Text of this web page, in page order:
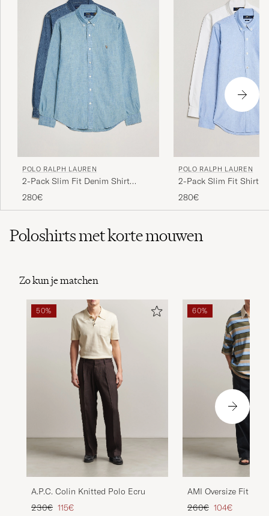
POLO RALPH LAUREN
2-Pack Slim Fit Denim Shirt
Washed/Dark Wash
280€
POLO RALPH LAUREN
2-Pack Slim Fit Shirt
White/Blue
280€
Poloshirts met korte mouwen
Zo kun je matchen
50%
A.P.C. Colin Knitted Polo Ecru
Reguliere prijs
230€ Verlaagd prijs
115€
60%
AMI Oversize Fit
Multi
Reguliere prijs
260€ Verlaagd prijs
104€